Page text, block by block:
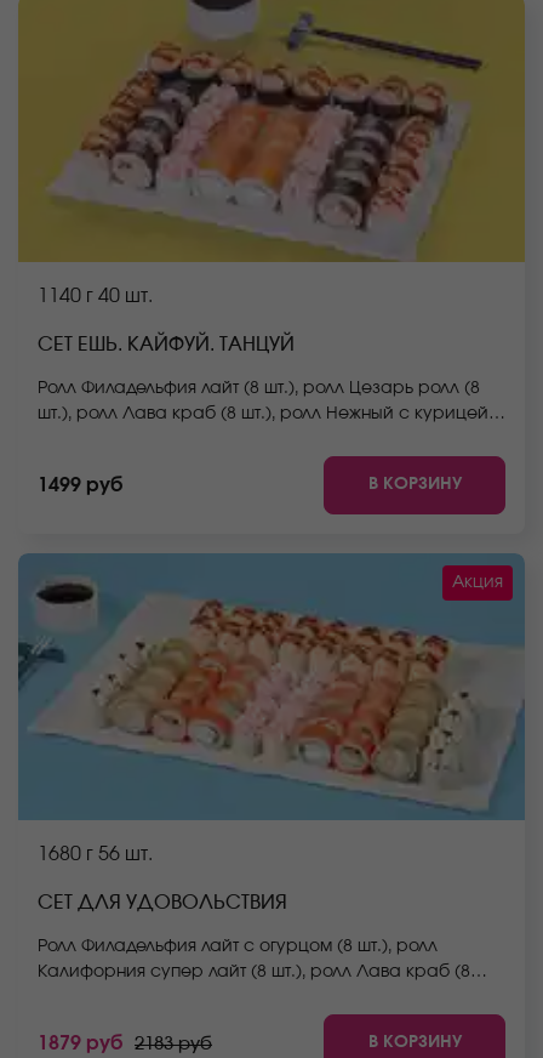
1140 г 40 шт.
СЕТ ЕШЬ. КАЙФУЙ. ТАНЦУЙ
Ролл Филадельфия лайт (8 шт.), ролл Цезарь ролл (8
шт.), ролл Лава краб (8 шт.), ролл Нежный с курицей
имбирь, васаби и соевый соус. Они не входят в
стоимость заказа. *Внешний вид блюда может
1499 руб В КОРЗИНУ
Акция
1680 г 56 шт.
СЕТ ДЛЯ УДОВОЛЬСТВИЯ
Ролл Филадельфия лайт с огурцом (8 шт.), ролл
Калифорния супер лайт (8 шт.), ролл Лава краб (8
(8 шт.), ролл Сицилия (8 шт.), ролл Спешл (8 шт.) *Не
забудьте заказать имбирь, васаби и соевый соус.
1879 руб 2183 руб В КОРЗИНУ